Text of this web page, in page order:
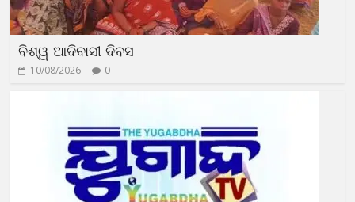
ବିଶ୍ୱ ଆଦିବାସୀ ଦିବସ
10/08/2026 0